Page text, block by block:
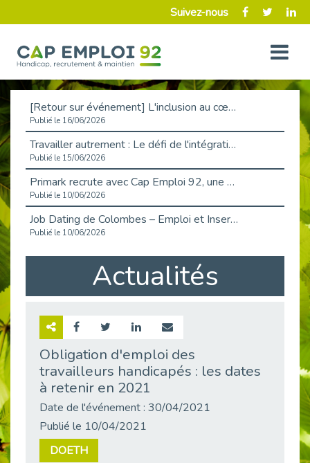
Suivez-nous
[Retour sur événement] L'inclusion au cœur de la Place de l'Emploi à La Défense !
Publié le 16/06/2026
Travailler autrement : Le défi de l'intégration des maladies chroniques en entreprise
Publié le 15/06/2026
Primark recrute avec Cap Emploi 92, une matinée couronnée de succès !
Publié le 10/06/2026
Job Dating de Colombes – Emploi et Insertion
Publié le 10/06/2026
Aborder l'entretien et la situation de handicap en toute confiance
Publié le 09/06/2026
Retour sur l’atelier « Optimiser sa recherche d’emploi »
Emploi & Handicap : Hachette Livre et Cap emploi 92 renforcent leur collaboration
Publié le 02/06/2026
Publié le 30/05/2026
Publié le 22/05/2026
Actualités
Obligation d'emploi des
travailleurs handicapés : les dates
à retenir en 2021
Date de l'événement : 30/04/2021
Publié le 10/04/2021
DOETH